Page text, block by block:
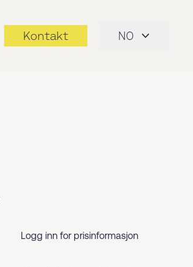
Kontakt NO
Logg inn for prisinformasjon